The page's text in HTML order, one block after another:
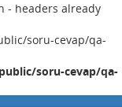
- headers already
soru-cevap/qa-
soru-cevap/qa-